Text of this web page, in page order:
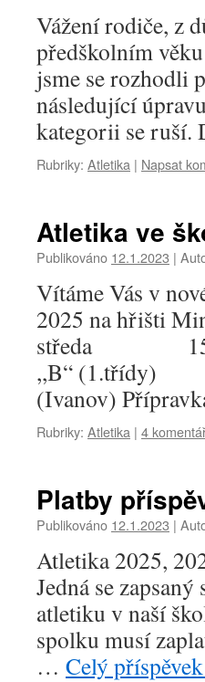
Vážení rodiče, z
předškolním
jsme se rozhodli
následující
kategorii se ruší.
Rubriky: Atletika | Napsat
Atletika ve
Publikováno 12.1.2023 |
Vítáme Vás v
2025 na
středa 15,45
,,B“
(Ivanov)
Rubriky: Atletika | 4
Platby
Publikováno 12.1.2023 |
Atletika 2025,
Jedná se
atletiku v naší
spolku musí
… Celý příspěvek